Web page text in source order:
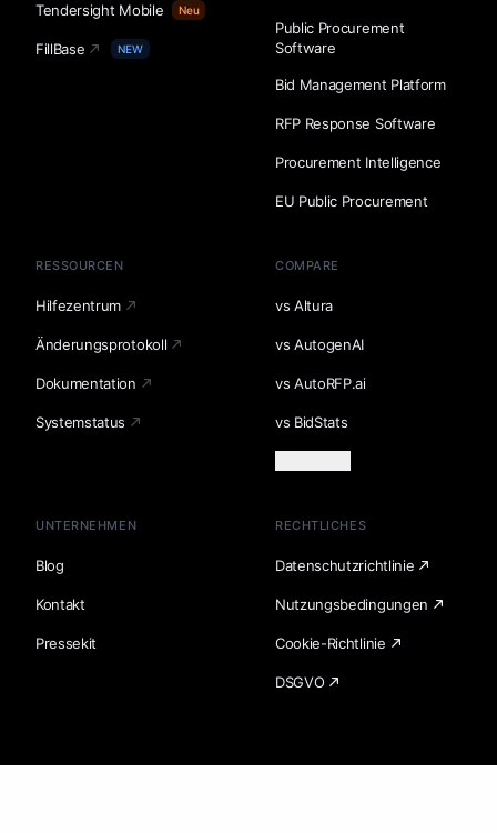
Tendersight Mobile Neu
FillBase NEW
Public Procurement
Software
Bid Management Platform
RFP Response Software
Procurement Intelligence
EU Public Procurement
RESSOURCEN
Hilfezentrum
Änderungsprotokoll
Dokumentation
Systemstatus
COMPARE
vs Altura
vs AutogenAI
vs AutoRFP.ai
vs BidStats
UNTERNEHMEN
Blog
Kontakt
Pressekit
RECHTLICHES
Datenschutzrichtlinie
Nutzungsbedingungen
Cookie-Richtlinie
DSGVO